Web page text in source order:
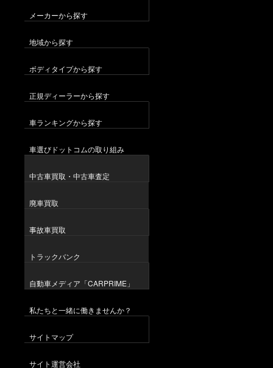
メーカーから探す
地域から探す
ボディタイプから探す
正規ディーラーから探す
車ランキングから探す
車選びドットコムの取り組み
中古車買取・中古車査定
廃車買取
事故車買取
トラックバンク
自動車メディア「CARPRIME」
私たちと一緒に働きませんか？
サイトマップ
サイト運営会社